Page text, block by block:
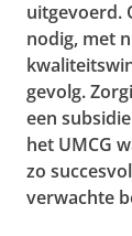
uitgevoerd.
nodig, met
gevolg.
een
het UMCG
zo
verwachte